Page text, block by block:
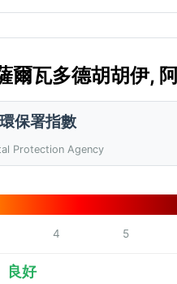
爾瓦多德胡胡伊,
保署指數
Protection Agency
4 5
良好